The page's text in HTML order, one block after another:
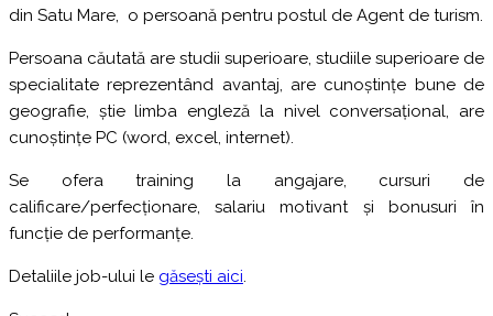
din Satu Mare, o persoană pentru postul de Agent de turism.
Persoana căutată are studii superioare, studiile superioare de
specialitate reprezentând avantaj, are cunoștințe bune de
geografie, știe limba engleză la nivel conversațional, are
cunoștințe PC (word, excel, internet).
Se ofera training la angajare, cursuri de
calificare/perfecționare, salariu motivant și bonusuri în
funcție de performanțe.
Detaliile job-ului le găsești aici.